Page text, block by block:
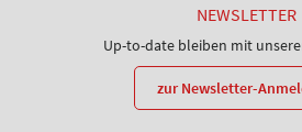
NEWSLETTER
Up-to-date bleiben mit
zur Newsletter-